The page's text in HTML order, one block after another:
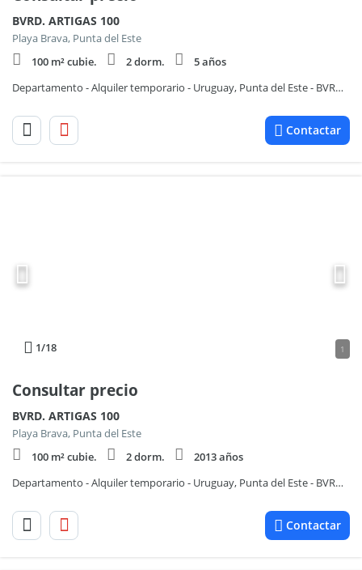
BVRD. ARTIGAS 100
Playa Brava, Punta del Este
100 m² cubie.
2 dorm.
5 años
Departamento - Alquiler temporario - Uruguay, Punta del Este - BVRD. ARTIGAS 100
Contactar
1/18 1
Consultar precio
BVRD. ARTIGAS 100
Playa Brava, Punta del Este
100 m² cubie.
2 dorm.
2013 años
Departamento - Alquiler temporario - Uruguay, Punta del Este - BVRD. ARTIGAS 100
Contactar